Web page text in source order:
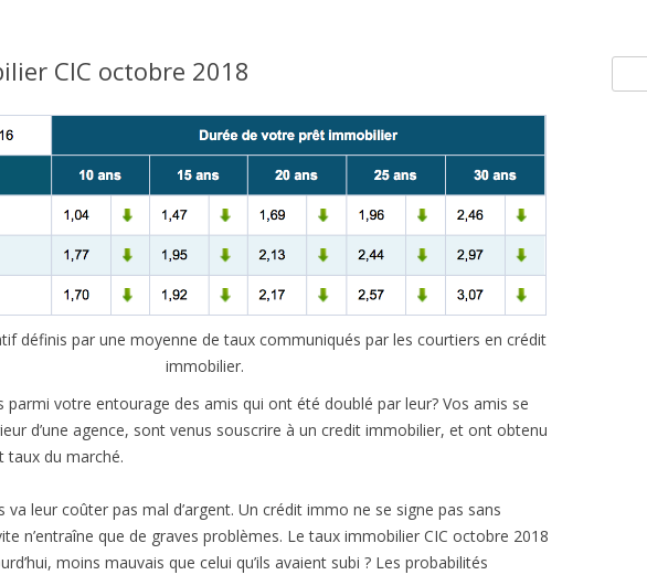
CIC octobre 2018
définis par une moyenne de taux communiqués par les courtiers en crédit
immobilier.
parmi votre entourage des amis qui ont été doublé par leur? Vos amis se
d’une agence, sont venus souscrire à un credit immobilier, et ont obtenu
taux du marché.
va leur coûter pas mal d’argent. Un crédit immo ne se signe pas sans
n’entraîne que de graves problèmes. Le taux immobilier CIC octobre 2018
moins mauvais que celui qu’ils avaient subi ? Les probabilités